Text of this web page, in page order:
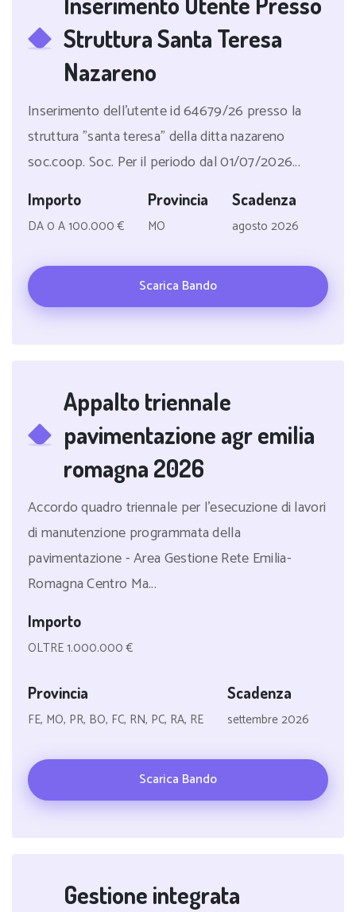
Struttura Santa Teresa
Nazareno
Inserimento dell'utente id 64679/26 presso la
struttura "santa teresa" della ditta nazareno
soc.coop. Soc. Per il periodo dal 01/07/2026...
Importo
DA 0 A 100.000 €
Provincia
MO
Scadenza
agosto 2026
Scarica Bando
Appalto triennale
pavimentazione agr emilia
romagna 2026
Accordo quadro triennale per l'esecuzione di lavori
di manutenzione programmata della
pavimentazione - Area Gestione Rete Emilia-
Romagna Centro Ma...
Importo
OLTRE 1.000.000 €
Provincia
FE, MO, PR, BO, FC, RN, PC, RA, RE
Scadenza
settembre 2026
Scarica Bando
Gestione integrata